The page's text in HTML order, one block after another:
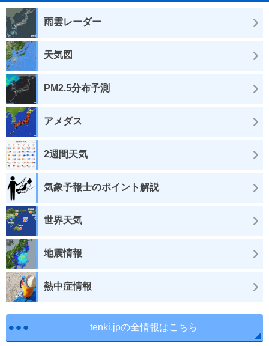
雨雲レーダー
天気図
PM2.5分布予測
アメダス
2週間天気
気象予報士のポイント解説
世界天気
地震情報
熱中症情報
tenki.jpの全情報はこちら